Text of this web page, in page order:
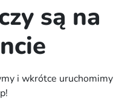
są na
i wkrótce uruchomimy